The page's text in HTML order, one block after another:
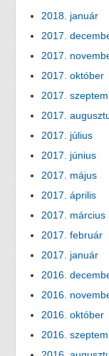
2018. január
2017.
2017.
2017. október
2017.
2017.
2017. július
2017. június
2017. május
2017. április
2017. március
2017. február
2017. január
2016.
2016.
2016. október
2016.